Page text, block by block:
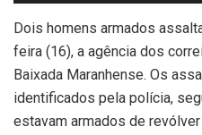
Dois homens armados
feira (16), a agência dos
Baixada Maranhense. Os
identificados pela polícia,
estavam armados de